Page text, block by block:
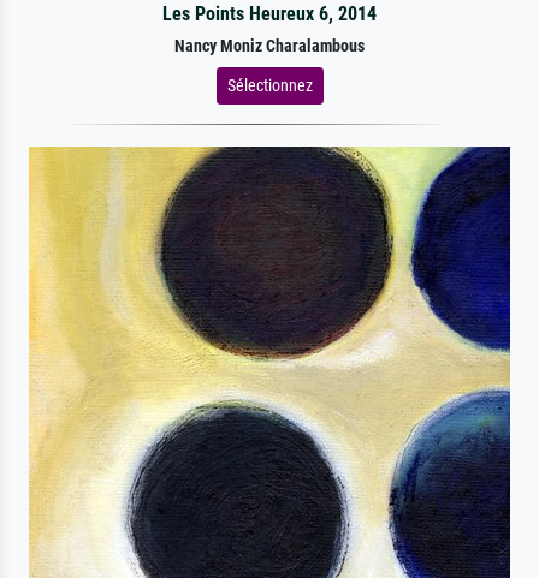
Les Points Heureux 6, 2014
Nancy Moniz Charalambous
Sélectionnez